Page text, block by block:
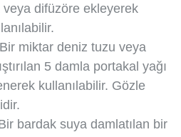
difüzöre ekleyerek
Bir miktar deniz tuzu veya
5 damla portakal yağı
kullanılabilir. Gözle
bardak suya damlatılan bir